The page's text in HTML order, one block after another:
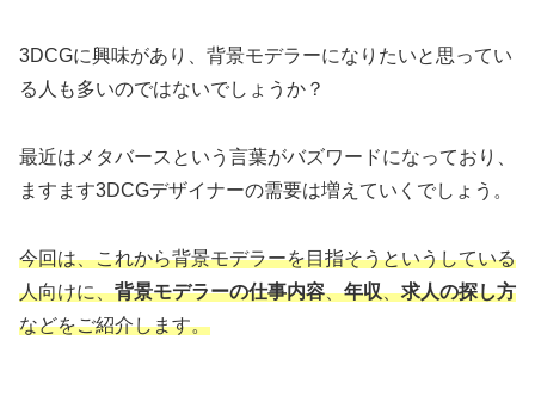
3DCGに興味があり、背景モデラーになりたいと思ってい
る人も多いのではないでしょうか？
最近はメタバースという言葉がバズワードになっており、
ますます3DCGデザイナーの需要は増えていくでしょう。
今回は、これから背景モデラーを目指そうというしている
人向けに、背景モデラーの仕事内容、年収、求人の探し方
などをご紹介します。